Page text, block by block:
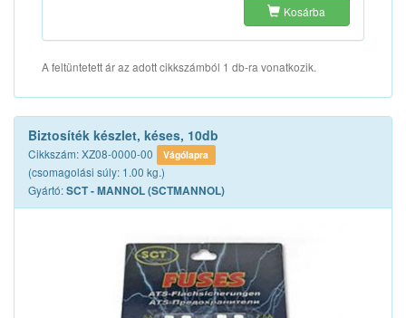
Kosárba
A feltüntetett ár az adott cikkszámból 1 db-ra vonatkozik.
Biztosíték készlet, késes, 10db
Cikkszám: XZ08-0000-00 Vágólapra
(csomagolási súly: 1.00 kg.)
Gyártó:SCT - MANNOL (SCTMANNOL)